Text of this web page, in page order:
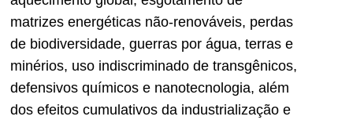
matrizes energéticas não-renováveis, perdas
de biodiversidade, guerras por água, terras e
minérios, uso indiscriminado de transgênicos,
defensivos químicos e nanotecnologia, além
dos efeitos cumulativos da industrialização e